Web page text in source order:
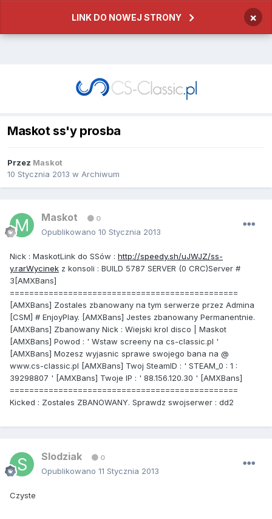
LINK DO NOWEJ STRONY ×
Maskot ss'y prosba
Przez Maskot
10 Stycznia 2013 w Archiwum
Maskot 0
Opublikowano 10 Stycznia 2013
Nick : MaskotLink do SSów : http://speedy.sh/uJWJZ/ss-
y.rarWycinek z konsoli : BUILD 5787 SERVER (0 CRC)Server #
3[AMXBans]
===============================================
[AMXBans] Zostales zbanowany na tym serwerze przez Admina
[CSM] # EnjoyPlay. [AMXBans] Jestes zbanowany Permanentnie.
[AMXBans] Zbanowany Nick : Wiejski krol disco | Maskot
[AMXBans] Powod : ' Wstaw screeny na cs-classic.pl '
[AMXBans] Mozesz wyjasnic sprawe swojego bana na @
www.cs-classic.pl [AMXBans] Twoj SteamID : ' STEAM_0 : 1 :
39298807 ' [AMXBans] Twoje IP : ' 88.156.120.30 ' [AMXBans]
===============================================
Kicked : Zostales ZBANOWANY. Sprawdz swojserwer : dd2
Slodziak 0
Opublikowano 11 Stycznia 2013
Czyste